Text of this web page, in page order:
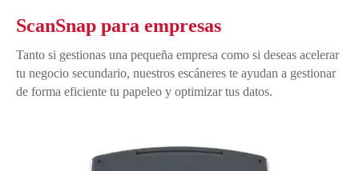
ScanSnap para empresas
Tanto si gestionas una pequeña empresa como si deseas acelerar
tu negocio secundario, nuestros escáneres te ayudan a gestionar
de forma eficiente tu papeleo y optimizar tus datos.